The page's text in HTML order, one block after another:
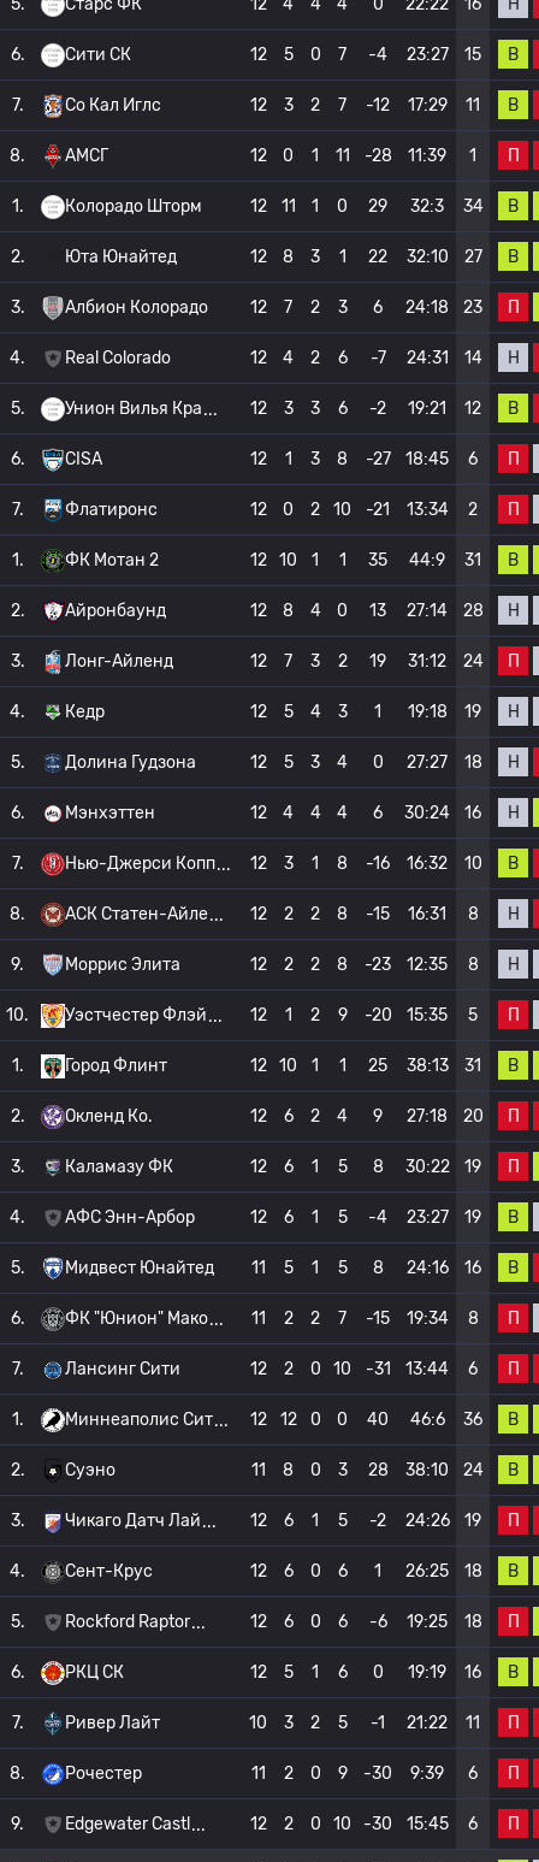
5. Старс ФК 12 4 4 4 0 22:22 16
6. Сити СК 12 5 0 7 -4 23:27 15 В
7. Со Кал Иглс 12 3 2 7 -12 17:29 11 В
8. АМСГ 12 0 1 11 -28 11:39 1 П
1. Колорадо Шторм 12 11 1 0 29 32:3 34 В
2. Юта Юнайтед 12 8 3 1 22 32:10 27 В
3. Албион Колорадо 12 7 2 3 6 24:18 23 П
4. Real Colorado 12 4 2 6 -7 24:31 14 Н
5. Унион Вилья Кра 12 3 3 6 -2 19:21 12 В
6. CISA 12 1 3 8 -27 18:45 6 П
7. Флатиронс 12 0 2 10 -21 13:34 2 П
1. ФК Мотан 2 12 10 1 1 35 44:9 31 В
2. Айронбаунд 12 8 4 0 13 27:14 28 Н
3. Лонг-Айленд 12 7 3 2 19 31:12 24 П
4. Кедр 12 5 4 3 1 19:18 19 Н
5. Долина Гудзона 12 5 3 4 0 27:27 18 Н
6. Мэнхэттен 12 4 4 4 6 30:24 16 Н
7. Нью-Джерси Копп 12 3 1 8 -16 16:32 10 В
8. АСК Статен-Айле 12 2 2 8 -15 16:31 8 Н
9. Моррис Элита 12 2 2 8 -23 12:35 8 Н
10. Уэстчестер Флэй 12 1 2 9 -20 15:35 5 П
1. Город Флинт 12 10 1 1 25 38:13 31 В
2. Окленд Ко. 12 6 2 4 9 27:18 20 П
3. Каламазу ФК 12 6 1 5 8 30:22 19 П
4. АФС Энн-Арбор 12 6 1 5 -4 23:27 19 В
5. Мидвест Юнайтед 11 5 1 5 8 24:16 16 В
6. ФК "Юнион" Мако 11 2 2 7 -15 19:34 8 П
7. Лансинг Сити 12 2 0 10 -31 13:44 6 П
1. Миннеаполис Сит 12 12 0 0 40 46:6 36 В
2. Суэно 11 8 0 3 28 38:10 24 В
3. Чикаго Датч Лай 12 6 1 5 -2 24:26 19 П
4. Сент-Крус 12 6 0 6 1 26:25 18 В
5. Rockford Raptor 12 6 0 6 -6 19:25 18 П
6. РКЦ СК 12 5 1 6 0 19:19 16 В
7. Ривер Лайт 10 3 2 5 -1 21:22 11 П
8. Рочестер 11 2 0 9 -30 9:39 6 П
9. Edgewater Castl 12 2 0 10 -30 15:45 6 П